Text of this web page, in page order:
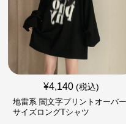
¥4,140 (税込)
地雷系 闇文字プリントオーバー
サイズロングTシャツ